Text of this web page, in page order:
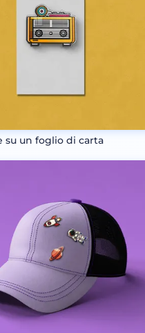
su un foglio di carta